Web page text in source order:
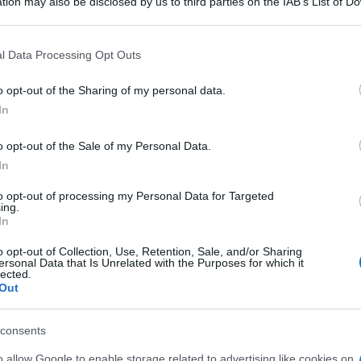
including but not limited to your visit or usage behaviour. You may
consent section.
Data Processing Opt Outs
opt-out of the Sharing of my personal data.
opt-out of the Sale of my Personal Data.
opt-out of processing my Personal Data for Targeted
opt-out of Collection, Use, Retention, Sale, and/or Sharing
Data that Is Unrelated with the Purposes for which it
Alessi e Oro Saiwa. Contribuisce alla donazione di